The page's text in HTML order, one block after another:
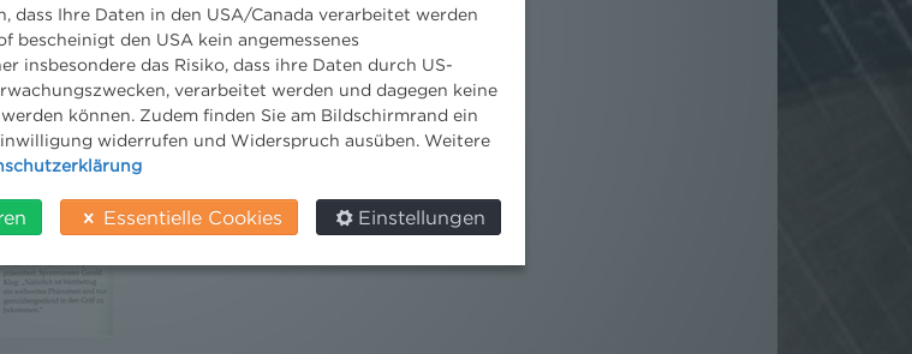
dass Ihre Daten in den USA/Canada verarbeitet werden
bescheinigt den USA kein angemessenes
insbesondere das Risiko, dass ihre Daten durch US-
verarbeitet werden und dagegen keine
können. Zudem finden Sie am Bildschirmrand ein
widerrufen und Widerspruch ausüben. Weitere
Essentielle Cookies Einstellungen